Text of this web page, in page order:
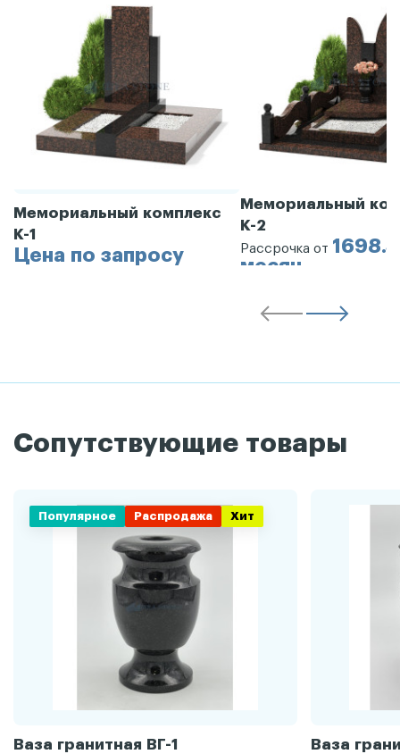
Мемориальный комплекс
К-1
Цена по запросу
Мемориальный
К-2
Рассрочка от
месяц
Сопутствующие товары
Популярное Распродажа Хит
Ваза гранитная ВГ-1 Ваза